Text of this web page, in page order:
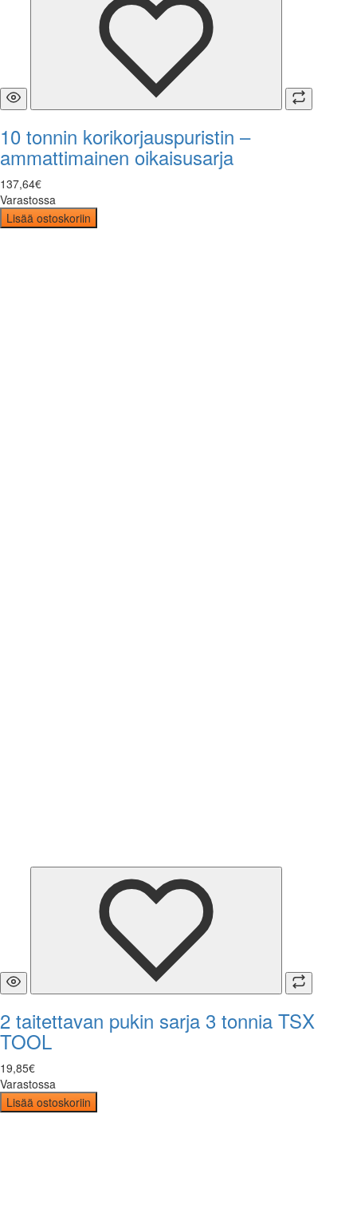
10 tonnin korikorjauspuristin –
ammattimainen oikaisusarja
137,64€
Varastossa
Lisää ostoskoriin
2 taitettavan pukin sarja 3 tonnia TSX
TOOL
19,85€
Varastossa
Lisää ostoskoriin